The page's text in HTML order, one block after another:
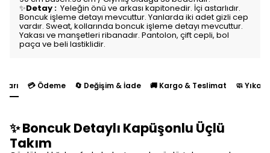
✨Detay : Yeleğin önü ve arkası kapitonedir. İçi astarlıdır.
Boncuk işleme detayı mevcuttur. Yanlarda iki adet gizli cep
vardır. Sweat, kollarında boncuk işleme detayı mevcuttur.
Yakası ve manşetleri ribanadır. Pantolon, çift cepli, bol
paça ve beli lastiklidir.
💳 Ödeme 🔄 Değişim & İade 🚚 Kargo & Teslimat 🧼
✨ Boncuk Detaylı Kapüşonlu Üçlü
Takım